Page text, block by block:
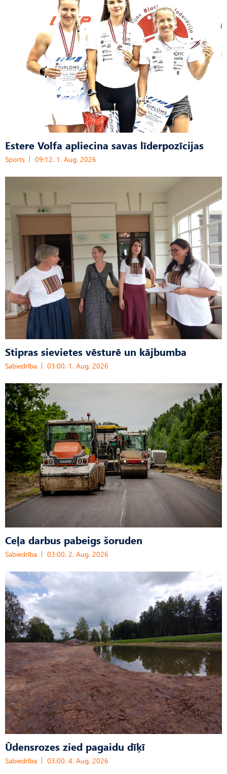
Estere Volfa apliecina savas līderpozīcijas
Sports 09:12, 1. Aug, 2026
Stipras sievietes vēsturē un kājbumba
Sabiedrība 03:00, 1. Aug, 2026
Ceļa darbus pabeigs šoruden
Sabiedrība 03:00, 2. Aug, 2026
Ūdensrozes zied pagaidu dīķī
Sabiedrība 03:00, 4. Aug, 2026